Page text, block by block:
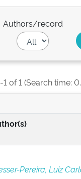
Authors/record
1 of 1 (Search time:
Pereira, Luiz